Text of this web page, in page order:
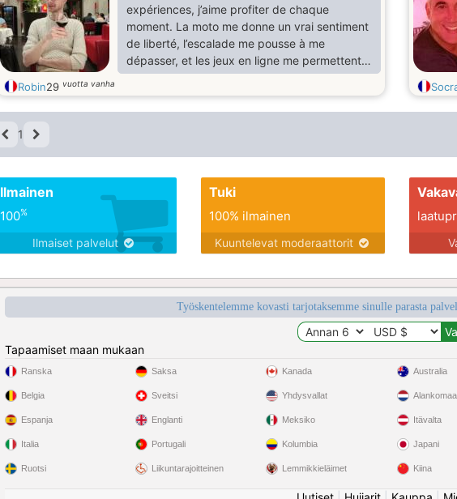
expériences, j’aime profiter de chaque
moment. La moto me donne un vrai sentiment
de liberté, l’escalade me pousse à me
dépasser, et les jeux en ligne me permettent
de me détendre tout en relevant des défis.
J’adore aussi cuisiner — tester de nouvelles
recettes et partager un bon repas, c’est pour
femme ouverte d’esprit, avec
Robin29 vuotta vanha
1
Ilmainen
100%
Ilmaiset palvelut
Tuki
100% ilmainen
Kuuntelevat moderaattorit
Työskentelemme kovasti tarjotaksemme sinulle parasta
Tapaamiset maan mukaan
Ranska
Belgia
Espanja
Italia
Ruotsi
Saksa
Sveitsi
Englanti
Portugali
Liikuntarajoitteinen
Kanada
Yhdysvallat
Meksiko
Kolumbia
Lemmikkieläimet
Australia
Itävalta
Japani
Kiina